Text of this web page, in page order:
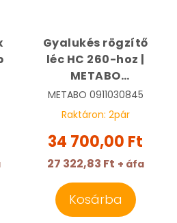
Gyalukés rögzítő
léc HC 260-hoz |
METABO
0911030845
METABO 0911030845
Raktáron: 2pár
34 700,00 Ft
27 322,83 Ft + áfa
Kosárba